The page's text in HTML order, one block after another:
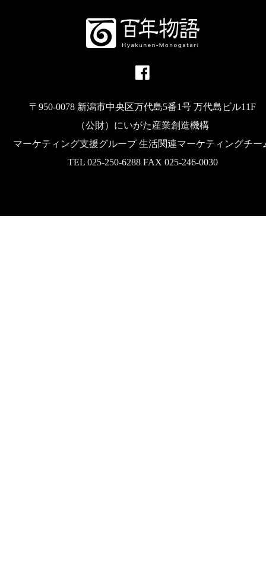
〒950-0078 新潟市中央区万代島5番1号 万代島ビル11F
（公財）にいがた産業創造機構
マーケティング支援グループ 生活関連マーケティングチー
TEL 025-250-6288 FAX 025-246-0030